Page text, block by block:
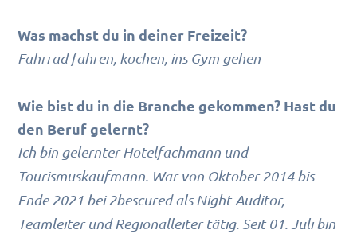
Was machst du in deiner Freizeit?
Fahrrad fahren, kochen, ins Gym gehen
Wie bist du in die Branche gekommen? Hast du
den Beruf gelernt?
Ich bin gelernter Hotelfachmann und
Tourismuskaufmann. War von Oktober 2014 bis
Ende 2021 bei 2bescured als Night-Auditor,
Teamleiter und Regionalleiter tätig. Seit 01. Juli bin